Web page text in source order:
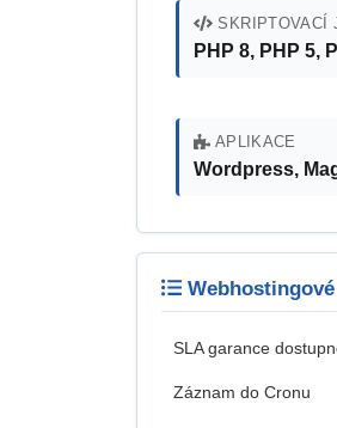
SKRIPTOVACÍ
PHP 8, PHP 5,
APLIKACE
Wordpress,
SLA garance
Záznam do Cronu